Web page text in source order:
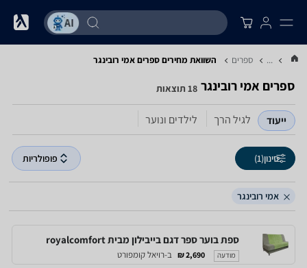
... ספרים השוואת מחירים ספרים ‏אמי רובינגר
ספרים ‏אמי רובינגר 18 תוצאות
ייעוד לגיל הרך לילדים ונוער
סינון(1) פופולריות
אמי רובינגר
ספת בוער ספר דגם בייבילון מבית royalcomfort
מודעה 2,690 ₪ ב-רויאל קומפורט